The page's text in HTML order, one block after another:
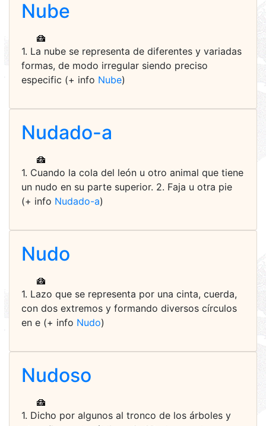
Nube
1. La nube se representa de diferentes y variadas
formas, de modo irregular siendo preciso
especific (+ info Nube)
Nudado-a
1. Cuando la cola del león u otro animal que tiene
un nudo en su parte superior. 2. Faja u otra pie
(+ info Nudado-a)
Nudo
1. Lazo que se representa por una cinta, cuerda,
con dos extremos y formando diversos círculos
en e (+ info Nudo)
Nudoso
1. Dicho por algunos al tronco de los árboles y